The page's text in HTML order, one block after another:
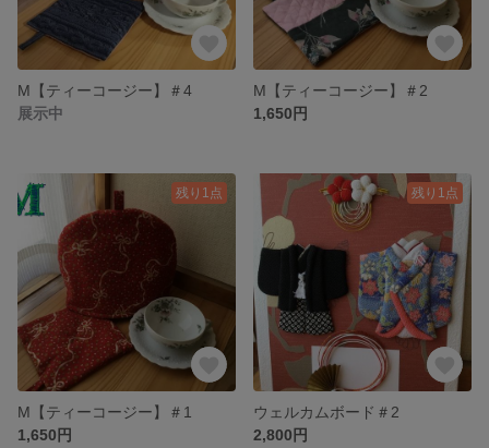
M【ティーコージー】＃4
展示中
M【ティーコージー】＃2
1,650円
残り1点
M【ティーコージー】＃1
1,650円
残り1点
ウェルカムボード＃2
2,800円